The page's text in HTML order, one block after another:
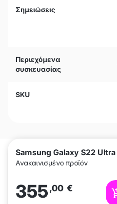
Samsung Galaxy S22
Ανακαινισμένο προϊόν
355,00 €
Σημειώσεις
Περιεχόμενα
συσκευασίας
SKU